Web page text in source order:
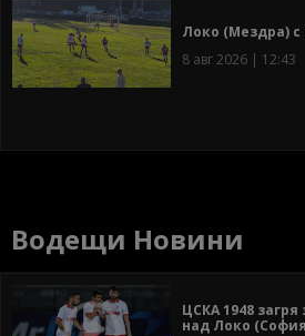
Локо (Мездра) с
8 авг 2026 | 12:43
Водещи Новини
ЦСКА 1948
над Локо